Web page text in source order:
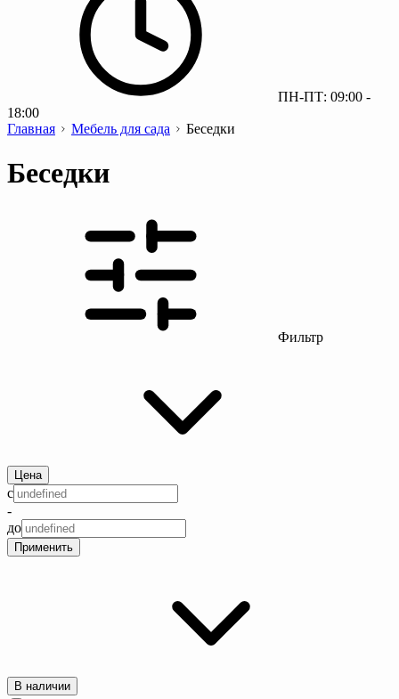
ПН-ПТ: 09:00 -
18:00
Главная
Мебель для сада Беседки
Беседки
Фильтр
Цена
с
-
до
Применить
В наличии